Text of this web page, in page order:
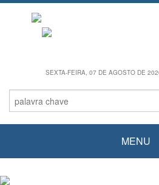
SEXTA-FEIRA, 07 DE AGOSTO DE
MENU